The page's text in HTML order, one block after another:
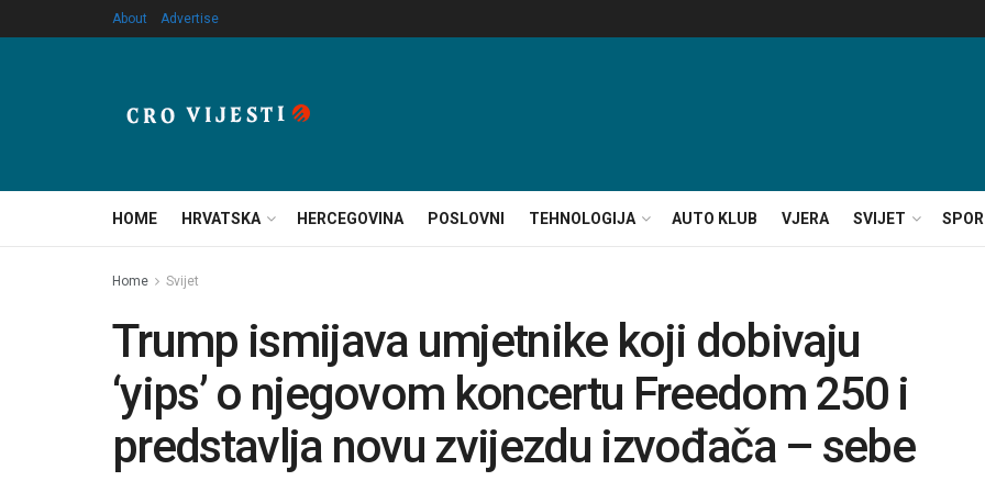
About Advertise
HOME HRVATSKA HERCEGOVINA POSLOVNI TEHNOLOGIJA AUTO KLUB VJERA SVIJET
Home Svijet
Trump ismijava umjetnike koji dobivaju
‘yips’ o njegovom koncertu Freedom 250 i
predstavlja novu zvijezdu izvođača – sebe